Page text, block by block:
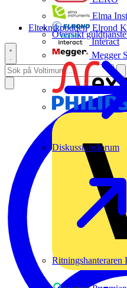
Elma
Elrond
Interact
Megger
Översikt
Diskussionsforum
Ritningshanteraren
Elteknikpodden